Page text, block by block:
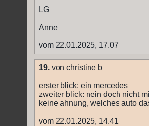
LG
Anne
vom 22.01.2025, 17.07
19. von christine b
erster blick: ein mercedes
zweiter blick: nein doch nicht
keine ahnung, welches auto
vom 22.01.2025, 14.41